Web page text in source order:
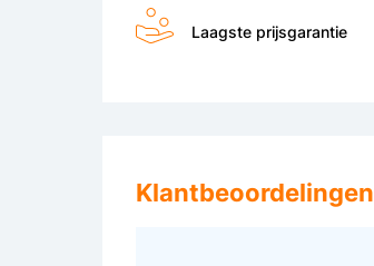
Laagste prijsgarantie
Klantbeoordelingen